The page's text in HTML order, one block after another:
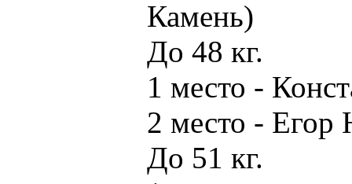
Камень)
До 48 кг.
1 место -
2 место - Егор
До 51 кг.